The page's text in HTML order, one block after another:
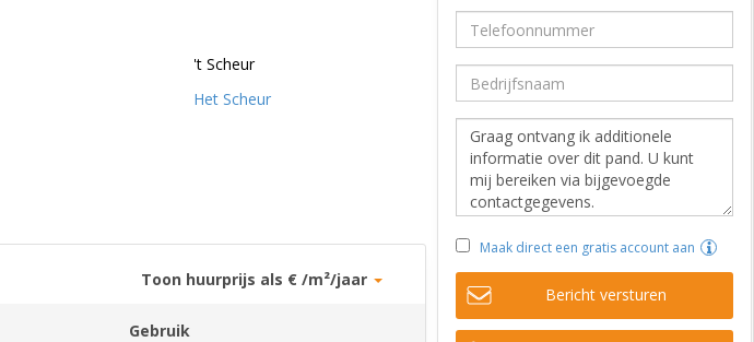
't Scheur
Het Scheur
Toon huurprijs als € /m²/jaar
Gebruik
Maak direct een gratis account aan
Bericht versturen